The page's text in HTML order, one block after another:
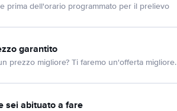
prima dell'orario programmato per il prelievo
garantito
prezzo migliore? Ti faremo un'offerta migliore.
sei abituato a fare